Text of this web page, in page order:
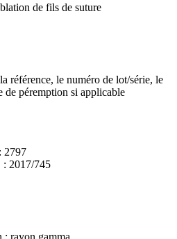
de fils de suture
référence, le numéro de lot/série, le
de péremption si applicable
2797
: 2017/745
: rayon gamma